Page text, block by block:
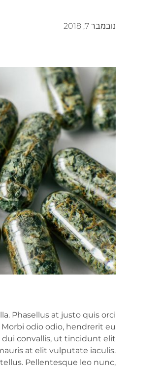
נובמבר 7, 2018
Phasellus at justo quis orci
odio odio, hendrerit eu
convallis, ut tincidunt elit
at elit vulputate iaculis.
Pellentesque leo nunc,